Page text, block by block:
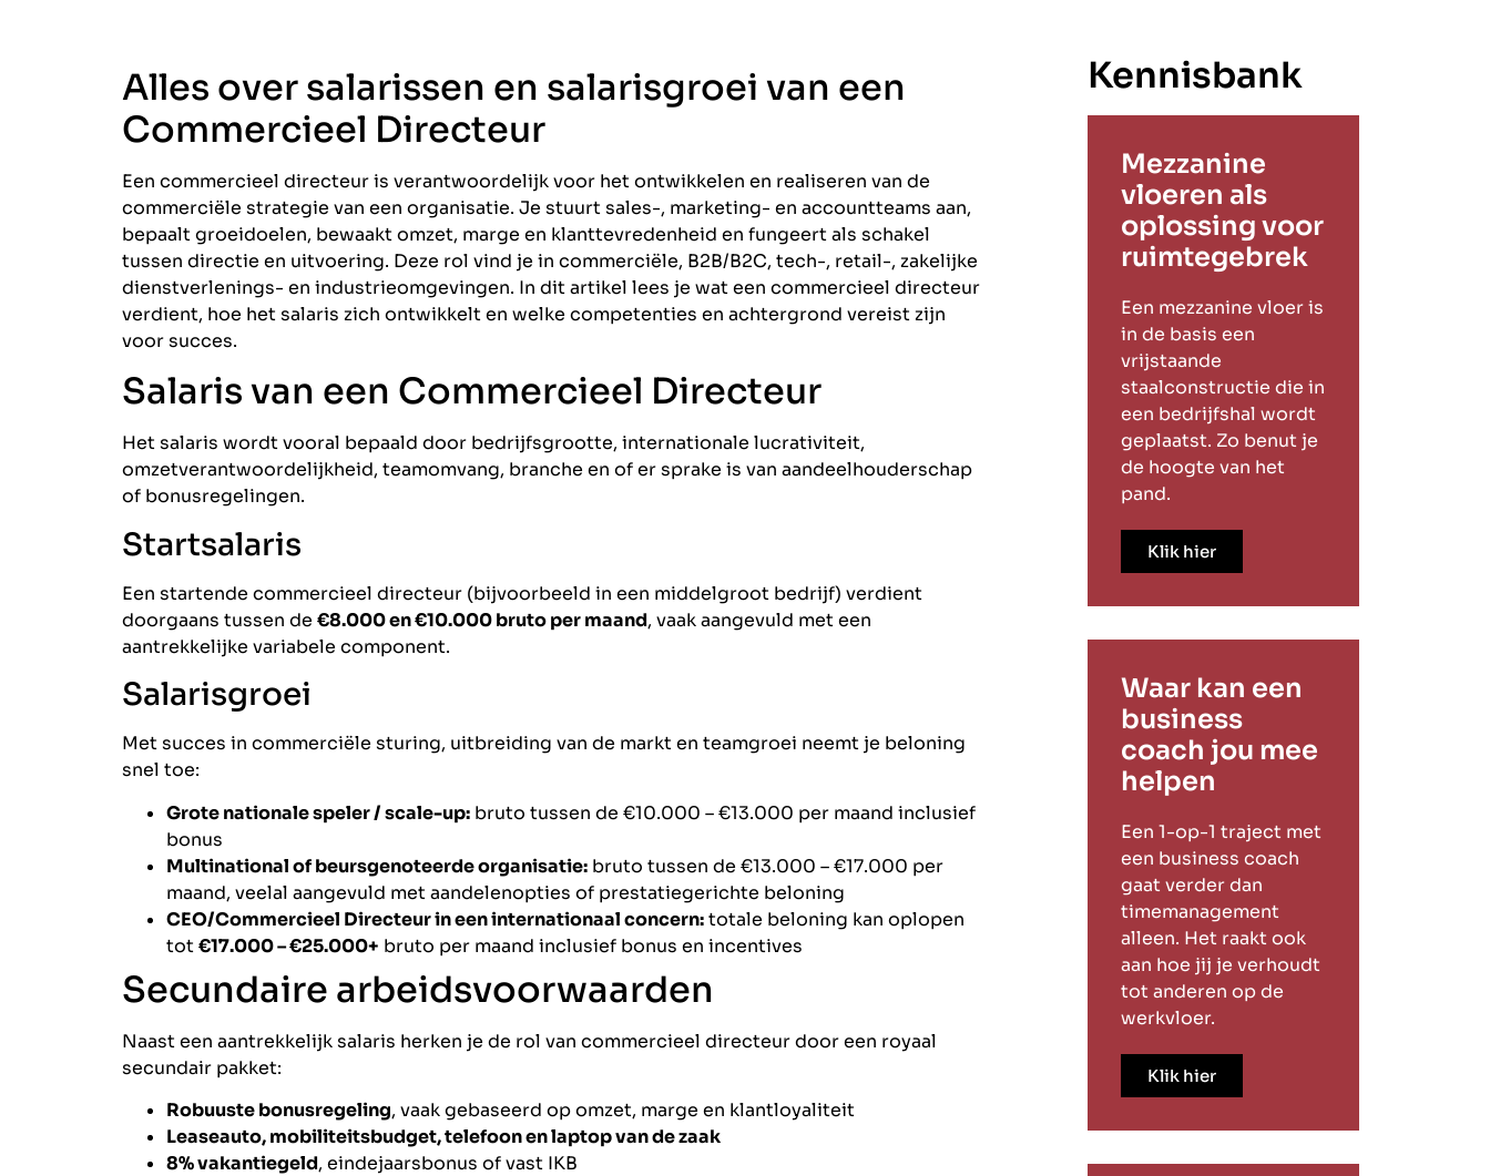
Alles over salarissen en salarisgroei van een
Commercieel Directeur
Een commercieel directeur is verantwoordelijk voor het ontwikkelen en realiseren van de
commerciële strategie van een organisatie. Je stuurt sales-, marketing- en accountteams aan,
bepaalt groeidoelen, bewaakt omzet, marge en klanttevredenheid en fungeert als schakel
tussen directie en uitvoering. Deze rol vind je in commerciële, B2B/B2C, tech-, retail-, zakelijke
dienstverlenings- en industrieomgevingen. In dit artikel lees je wat een commercieel directeur
verdient, hoe het salaris zich ontwikkelt en welke competenties en achtergrond vereist zijn
voor succes.
Salaris van een Commercieel Directeur
Het salaris wordt vooral bepaald door bedrijfsgrootte, internationale lucrativiteit,
omzetverantwoordelijkheid, teamomvang, branche en of er sprake is van aandeelhouderschap
of bonusregelingen.
Startsalaris
Een startende commercieel directeur (bijvoorbeeld in een middelgroot bedrijf) verdient
doorgaans tussen de €8.000 en €10.000 bruto per maand, vaak aangevuld met een
aantrekkelijke variabele component.
Salarisgroei
Met succes in commerciële sturing, uitbreiding van de markt en teamgroei neemt je beloning
snel toe:
Grote nationale speler / scale-up: bruto tussen de €10.000 – €13.000 per maand inclusief
bonus
Multinational of beursgenoteerde organisatie: bruto tussen de €13.000 – €17.000 per
maand, veelal aangevuld met aandelenopties of prestatiegerichte beloning
CEO/Commercieel Directeur in een internationaal concern:totale beloning kan oplopen
tot€17.000 – €25.000+ bruto per maand inclusief bonus en incentives
Secundaire arbeidsvoorwaarden
Naast een aantrekkelijk salaris herken je de rol van commercieel directeur door een royaal
secundair pakket:
Robuuste bonusregeling, vaak gebaseerd op omzet, marge en klantloyaliteit
Leaseauto, mobiliteitsbudget, telefoon en laptop van de zaak
8% vakantiegeld, eindejaarsbonus of vast IKB
Kennisbank
Mezzanine
vloeren als
oplossing voor
ruimtegebrek
Een mezzanine vloer is
in de basis een
vrijstaande
staalconstructie die in
een bedrijfshal wordt
geplaatst. Zo benut je
de hoogte van het
pand.
Klik hier
Waar kan een
business
coach jou mee
helpen
Een 1-op-1 traject met
een business coach
gaat verder dan
timemanagement
alleen. Het raakt ook
aan hoe jij je verhoudt
tot anderen op de
werkvloer.
Klik hier